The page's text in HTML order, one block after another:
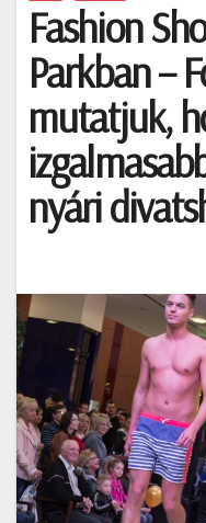
Fashion
Parkban –
mutatjuk,
nyári